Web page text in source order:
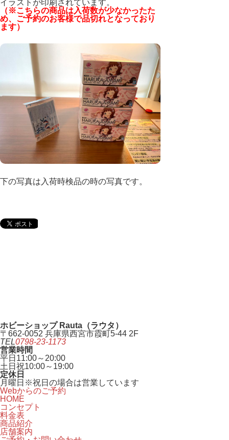
イラストが印刷されています。
（※こちらの商品は入荷数が少なかったた
め、ご予約のお客様で品切れとなっており
ます）
下の写真は入荷時検品の時の写真です。
ホビーショップ Rauta（ラウタ）
〒662-0052 兵庫県西宮市霞町5-44 2F
TEL0798-23-1173
営業時間
平日 11:00～20:00
土日祝10:00～19:00
定休日
月曜日 ※祝日の場合は営業しています
Webからのご予約
HOME
コンセプト
料金表
商品紹介
店舗案内